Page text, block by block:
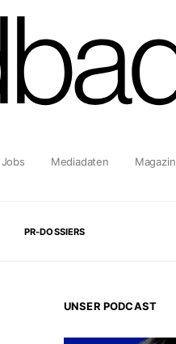
Jobs Mediadaten Magazin
PR-DOSSIERS
UNSER PODCAST